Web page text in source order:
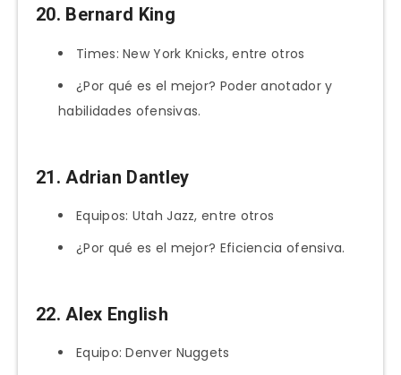
20. Bernard King
Times: New York Knicks, entre otros
¿Por qué es el mejor? Poder anotador y
habilidades ofensivas.
21. Adrian Dantley
Equipos: Utah Jazz, entre otros
¿Por qué es el mejor? Eficiencia ofensiva.
22. Alex English
Equipo: Denver Nuggets